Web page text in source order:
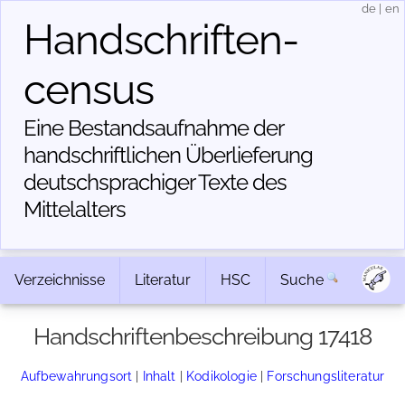
Handschriften­
census
Eine Bestandsaufnahme der
handschriftlichen Über­lieferung
deutschsprachiger Texte des
Mittelalters
de en
Verzeichnisse Literatur HSC Suche
Handschriftenbeschreibung 17418
Aufbewahrungsort | Inhalt | Kodikologie| Forschungsliteratur